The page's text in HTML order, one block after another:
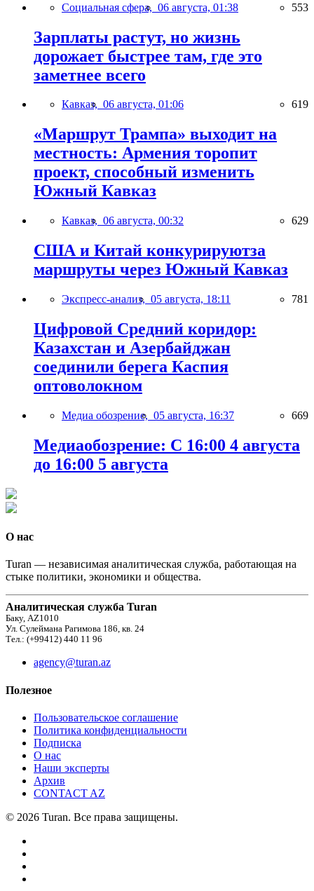
Социальная сфера, 06 августа, 01:38 553
Зарплаты растут, но жизнь
дорожает быстрее там, где это
заметнее всего
Кавказ, 06 августа, 01:06 619
«Маршрут Трампа» выходит на
местность: Армения торопит
проект, способный изменить
Южный Кавказ
Кавказ, 06 августа, 00:32 629
США и Китай конкурируютза
маршруты через Южный Кавказ
Экспресс-анализ, 05 августа, 18:11 781
Цифровой Средний коридор:
Казахстан и Азербайджан
соединили берега Каспия
оптоволокном
Медиа обозрение, 05 августа, 16:37 669
Медиаобозрение: С 16:00 4 августа
до 16:00 5 августа
О нас
Turan — независимая аналитическая служба, работающая на
стыке политики, экономики и общества.
Аналитическая служба Turan
Баку, AZ1010
Ул. Сулеймана Рагимова 186, кв. 24
Тел.: (+99412) 440 11 96
agency@turan.az
Полезное
Пользовательское соглашение
Политика конфиденциальности
Подписка
О нас
Наши эксперты
Архив
CONTACT AZ
© 2026 Turan. Все права защищены.